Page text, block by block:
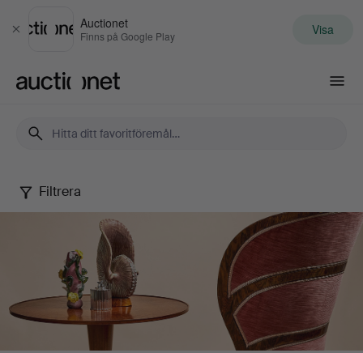
Stäng
Auctionet
Finns på Google Play Visa
Stockholms
Auktionsverk
Malmö
Filtrera